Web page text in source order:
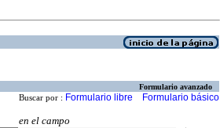
Formulario avanzado
Buscar por : Formulario libre Formulario básico
en el campo